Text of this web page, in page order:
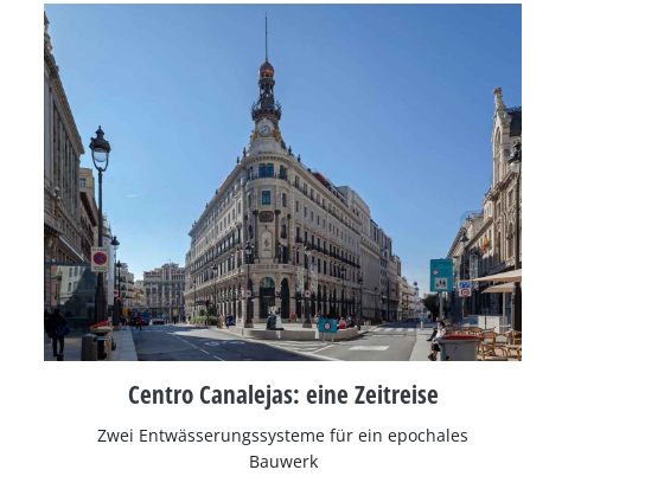
Centro Canalejas: eine Zeitreise
Zwei Entwässerungssysteme für ein epochales
Bauwerk